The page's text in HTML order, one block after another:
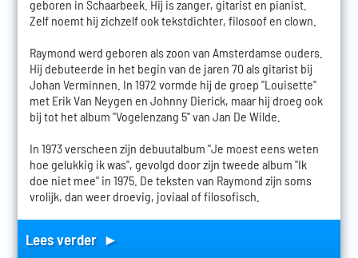
geboren in Schaarbeek. Hij is zanger, gitarist en pianist.
Zelf noemt hij zichzelf ook tekstdichter, filosoof en clown.
Raymond werd geboren als zoon van Amsterdamse ouders.
Hij debuteerde in het begin van de jaren 70 als gitarist bij
Johan Verminnen. In 1972 vormde hij de groep "Louisette"
met Erik Van Neygen en Johnny Dierick, maar hij droeg ook
bij tot het album "Vogelenzang 5" van Jan De Wilde.
In 1973 verscheen zijn debuutalbum "Je moest eens weten
hoe gelukkig ik was", gevolgd door zijn tweede album "Ik
doe niet mee" in 1975. De teksten van Raymond zijn soms
vrolijk, dan weer droevig, joviaal of filosofisch.
Lees verder ►